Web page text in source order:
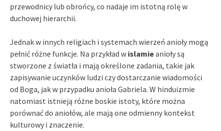
przewodnicy lub obrońcy, co nadaje im istotną rolę w
duchowej hierarchii.
Jednak w innych religiach i systemach wierzeń anioły mogą
pełnić różne funkcje. Na przykład w islamieanioły są
stworzone z światła i mają określone zadania, takie jak
zapisywanie uczynków ludzi czy dostarczanie wiadomości
od Boga, jak w przypadku anioła Gabriela. W hinduizmie
natomiast istnieją różne boskie istoty, które można
porównać do aniołów, ale mają one odmienny kontekst
kulturowy i znaczenie.